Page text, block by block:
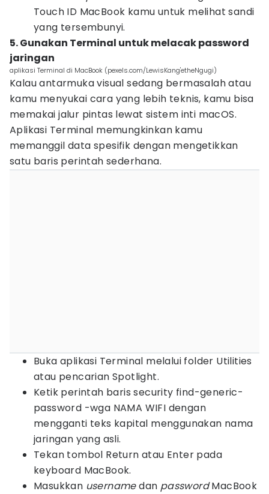
Touch ID MacBook kamu untuk melihat sandi
yang tersembunyi.
5. Gunakan Terminal untuk melacak password
jaringan
aplikasi Terminal di MacBook (pexels.com/LewisKang'etheNgugi)
Kalau antarmuka visual sedang bermasalah atau
kamu menyukai cara yang lebih teknis, kamu bisa
memakai jalur pintas lewat sistem inti macOS.
Aplikasi Terminal memungkinkan kamu
memanggil data spesifik dengan mengetikkan
satu baris perintah sederhana.
Buka aplikasi Terminal melalui folder Utilities
atau pencarian Spotlight.
Ketik perintah baris security find-generic-
password -wga NAMA WIFI dengan
mengganti teks kapital menggunakan nama
jaringan yang asli.
Tekan tombol Return atau Enter pada
keyboard MacBook.
Masukkan usernamedan passwordMacBook